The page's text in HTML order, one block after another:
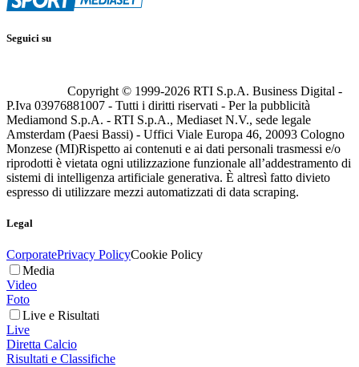
Seguici su
Copyright © 1999-2026 RTI S.p.A. Business Digital -
P.Iva 03976881007 - Tutti i diritti riservati - Per la pubblicità
Mediamond S.p.A. - RTI S.p.A., Mediaset N.V., sede legale
Amsterdam (Paesi Bassi) - Uffici Viale Europa 46, 20093 Cologno
Monzese (MI)Rispetto ai contenuti e ai dati personali trasmessi e/o
riprodotti è vietata ogni utilizzazione funzionale all’addestramento di
sistemi di intelligenza artificiale generativa. È altresì fatto divieto
espresso di utilizzare mezzi automatizzati di data scraping.
Legal
CorporatePrivacy PolicyCookie Policy
Media
Video
Foto
Live e Risultati
Live
Diretta Calcio
Risultati e Classifiche